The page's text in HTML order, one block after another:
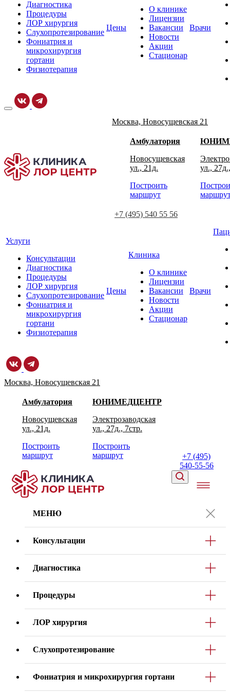
Диагностика
Процедуры
ЛОР хирургия
Слухопротезирование
Фониатрия и
микрохирургия
гортани
Физиотерапия
Цены
О клинике
Лицензии
Вакансии
Новости
Акции
Стационар
Врачи
Москва, Новосущевская 21
Амбулатория
Новосущевская
ул., 21д.
Построить
маршрут
ул.,
+7 (495) 540 55 56
Услуги
Консультации
Диагностика
Процедуры
ЛОР хирургия
Слухопротезирование
Фониатрия и
микрохирургия
гортани
Физиотерапия
Цены
Клиника
О клинике
Лицензии
Вакансии
Новости
Акции
Стационар
Врачи
Москва, Новосущевская 21
Амбулатория
Новосущевская
ул., 21д.
Построить
маршрут
ЮНИМЕДЦЕНТР
Электрозаводская
ул., 27д., 7стр.
Построить
маршрут
+7 (495)
540-55-56
МЕНЮ
Консультации
Диагностика
Процедуры
ЛОР хирургия
Слухопротезирование
Фониатрия и микрохирургия гортани